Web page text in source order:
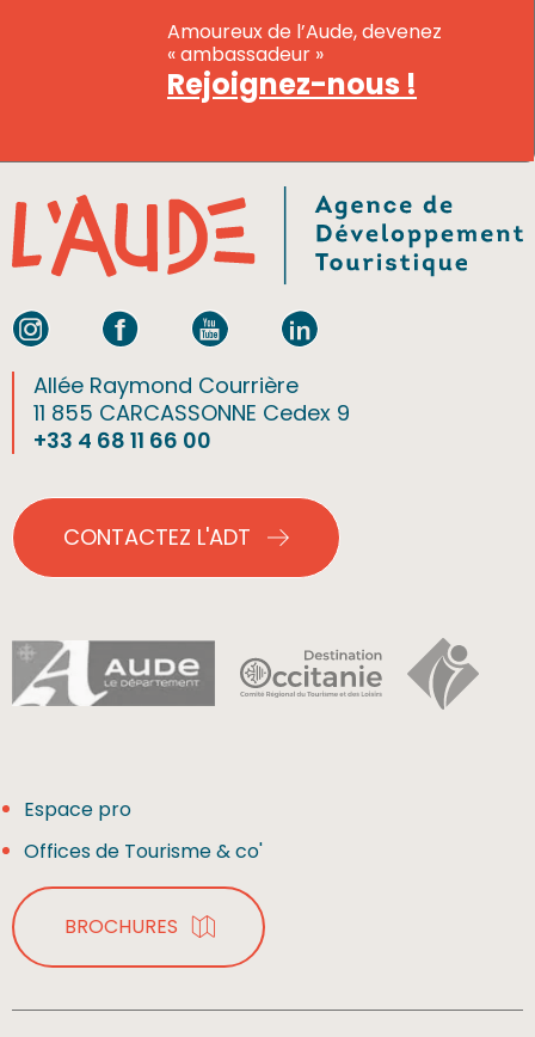
Amoureux de l’Aude, devenez
« ambassadeur »
Rejoignez-nous !
Allée Raymond Courrière
11 855 CARCASSONNE Cedex 9
+33 4 68 11 66 00
CONTACTEZ L'ADT
Espace pro
Offices de Tourisme & co'
BROCHURES